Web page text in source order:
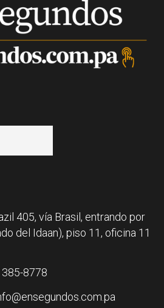
405, vía Brasil, entrando por
del Idaan), piso 11, oficina 11
8778